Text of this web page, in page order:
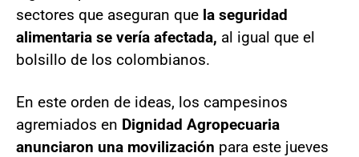
sectores que aseguran que la seguridad
alimentaria se vería afectada, al igual que el
bolsillo de los colombianos.
En este orden de ideas, los campesinos
agremiados en Dignidad Agropecuaria
anunciaron una movilización para este jueves